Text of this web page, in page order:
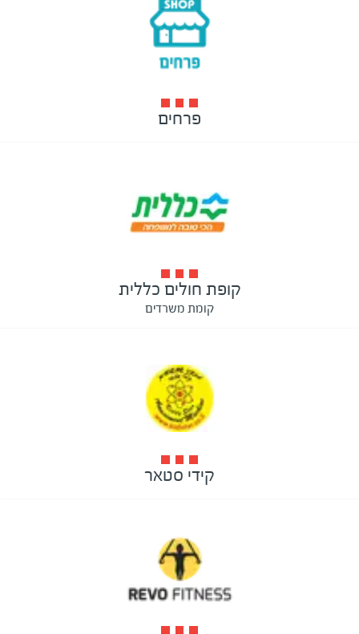
פרחים
קופת חולים כללית
קומת משרדים
קידי סטאר